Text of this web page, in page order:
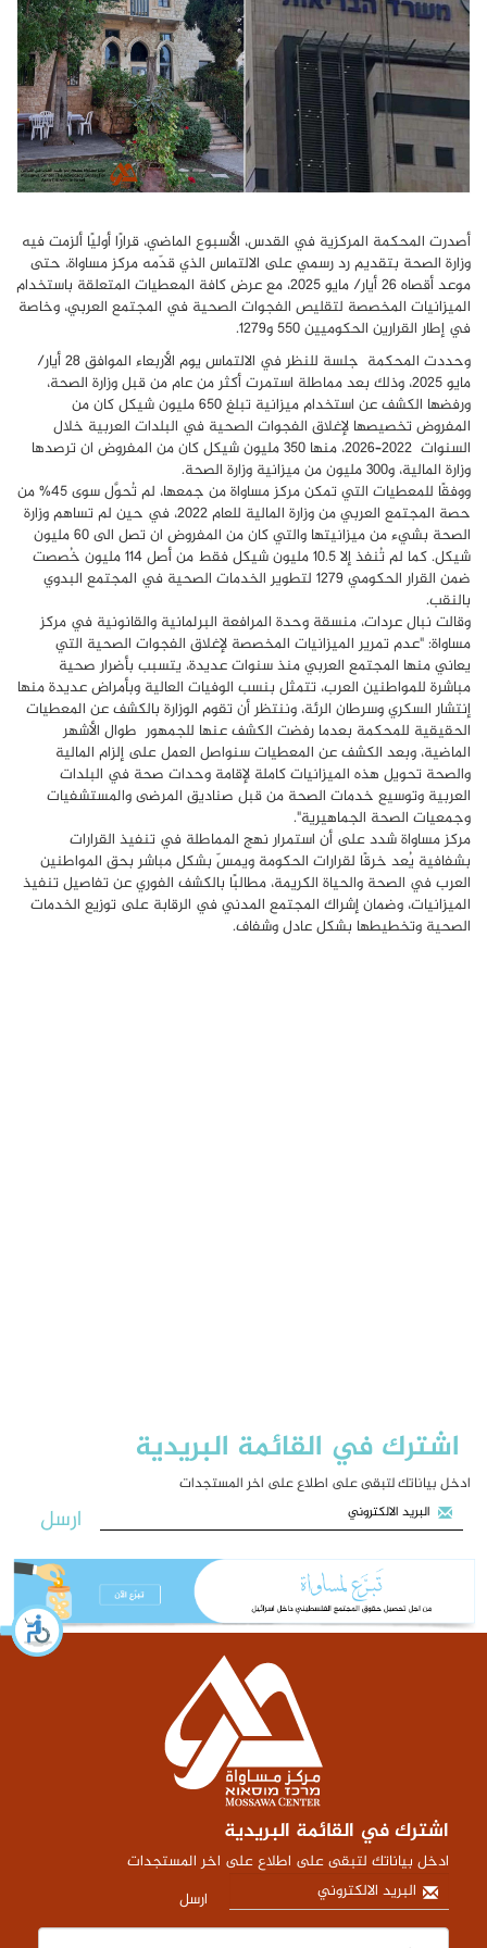
أصدرت المحكمة المركزية في القدس، الأسبوع الماضي، قرارًا أوليًا ألزمت فيه
وزارة الصحة بتقديم رد رسمي على الالتماس الذي قدّمه مركز مساواة، حتى
موعد أقصاه 26 أيار/ مايو 2025، مع عرض كافة المعطيات المتعلقة باستخدام
الميزانيات المخصصة لتقليص الفجوات الصحية في المجتمع العربي، وخاصة
في إطار القرارين الحكوميين 550 و1279.
وحددت المحكمة جلسة للنظر في الالتماس يوم الأربعاء الموافق 28 أيار/
مايو 2025، وذلك بعد مماطلة استمرت أكثر من عام من قبل وزارة الصحة،
ورفضها الكشف عن استخدام ميزانية تبلغ 650 مليون شيكل كان من
المفروض تخصيصها لإغلاق الفجوات الصحية في البلدات العربية خلال
السنوات 2022–2026، منها 350 مليون شيكل كان من المفروض ان ترصدها
وزارة المالية، و300 مليون من ميزانية وزارة الصحة.
ووفقًا للمعطيات التي تمكن مركز مساواة من جمعها، لم تُحوَّل سوى 45% من
حصة المجتمع العربي من وزارة المالية للعام 2022، في حين لم تساهم وزارة
الصحة بشيء من ميزانيتها والتي كان من المفروض ان تصل الى 60 مليون
شيكل. كما لم تُنفذ إلا 10.5 مليون شيكل فقط من أصل 114 مليون خُصصت
ضمن القرار الحكومي 1279 لتطوير الخدمات الصحية في المجتمع البدوي
بالنقب.
وقالت نبال عردات، منسقة وحدة المرافعة البرلمانية والقانونية في مركز
مساواة: "عدم تمرير الميزانيات المخصصة لإغلاق الفجوات الصحية التي
يعاني منها المجتمع العربي منذ سنوات عديدة، يتسبب بأضرار صحية
مباشرة للمواطنين العرب، تتمثل بنسب الوفيات العالية وبأمراض عديدة منها
إنتشار السكري وسرطان الرئة، وننتظر أن تقوم الوزارة بالكشف عن المعطيات
الحقيقية للمحكمة بعدما رفضت الكشف عنها للجمهور طوال الأشهر
الماضية، وبعد الكشف عن المعطيات سنواصل العمل على إلزام المالية
والصحة تحويل هذه الميزانيات كاملة لإقامة وحدات صحة في البلدات
العربية وتوسيع خدمات الصحة من قبل صناديق المرضى والمستشفيات
وجمعيات الصحة الجماهيرية".
مركز مساواة شدد على أن استمرار نهج المماطلة في تنفيذ القرارات
بشفافية يُعد خرقًا لقرارات الحكومة ويمسّ بشكل مباشر بحق المواطنين
العرب في الصحة والحياة الكريمة، مطالبًا بالكشف الفوري عن تفاصيل تنفيذ
الميزانيات، وضمان إشراك المجتمع المدني في الرقابة على توزيع الخدمات
الصحية وتخطيطها بشكل عادل وشفاف.
اشترك في القائمة البريدية
ادخل بياناتك لتبقى على اطلاع على اخر المستجدات
ارسل
اشترك في القائمة البريدية
ادخل بياناتك لتبقى على اطلاع على اخر المستجدات
ارسل